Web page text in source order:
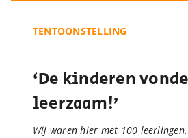
TENTOONSTELLING
‘De kinderen
leerzaam!’
Wij waren hier met 100